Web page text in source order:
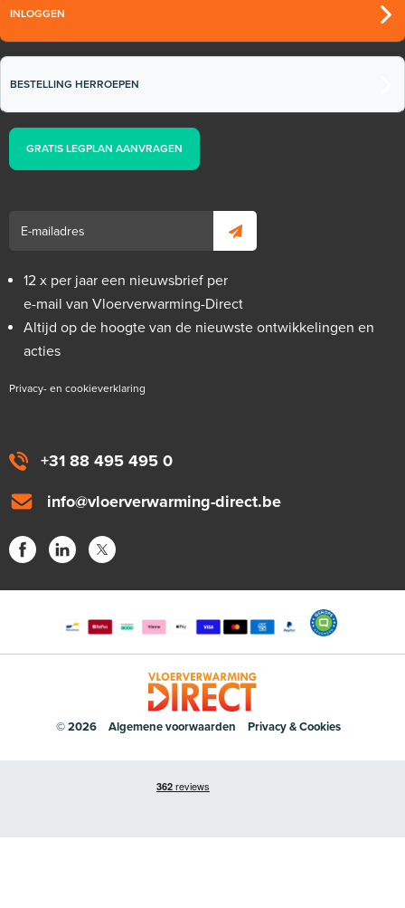
+31 88 495 495 0
info@vloerverwarming-direct.be
INLOGGEN
BESTELLING HERROEPEN
GRATIS LEGPLAN AANVRAGEN
12 x per jaar een nieuwsbrief per
e-mail van Vloerverwarming-Direct
Altijd op de hoogte van de nieuwste ontwikkelingen en
acties
Privacy- en cookieverklaring
© 2026 Algemene voorwaarden Privacy & Cookies